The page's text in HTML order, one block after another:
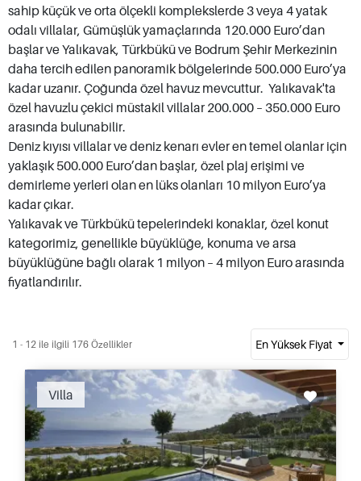
sahip küçük ve orta ölçekli komplekslerde 3 veya 4 yatak
odalı villalar, Gümüşlük yamaçlarında 120.000 Euro’dan
başlar ve Yalıkavak, Türkbükü ve Bodrum Şehir Merkezinin
daha tercih edilen panoramik bölgelerinde 500.000 Euro’ya
kadar uzanır. Çoğunda özel havuz mevcuttur. Yalıkavak'ta
özel havuzlu çekici müstakil villalar 200.000 – 350.000 Euro
arasında bulunabilir.
Deniz kıyısı villalar ve deniz kenarı evler en temel olanlar için
yaklaşık 500.000 Euro’dan başlar, özel plaj erişimi ve
demirleme yerleri olan en lüks olanları 10 milyon Euro’ya
kadar çıkar.
Yalıkavak ve Türkbükü tepelerindeki konaklar, özel konut
kategorimiz, genellikle büyüklüğe, konuma ve arsa
büyüklüğüne bağlı olarak 1 milyon – 4 milyon Euro arasında
fiyatlandırılır.
1 - 12 ile ilgili 176 Özellikler En Yüksek Fiyat
Villa
Recommended